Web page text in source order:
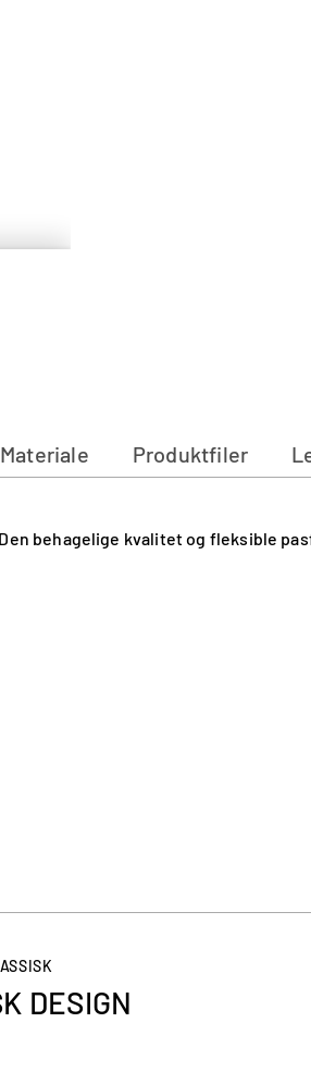
Materiale Produktfiler
behagelige kvalitet og fleksible
DESIGN